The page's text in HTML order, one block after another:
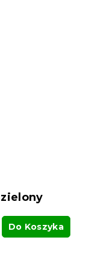
Do Koszyka